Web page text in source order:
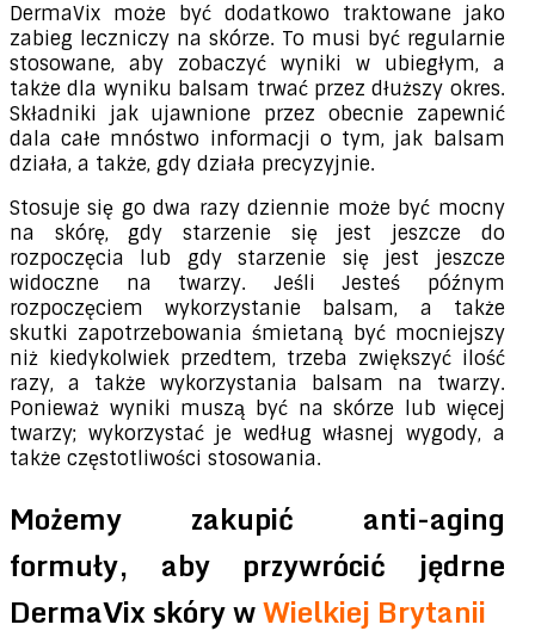
DermaVix może być dodatkowo traktowane jako
zabieg leczniczy na skórze. To musi być regularnie
stosowane, aby zobaczyć wyniki w ubiegłym, a
także dla wyniku balsam trwać przez dłuższy okres.
Składniki jak ujawnione przez obecnie zapewnić
dala całe mnóstwo informacji o tym, jak balsam
działa, a także, gdy działa precyzyjnie.
Stosuje się go dwa razy dziennie może być mocny
na skórę, gdy starzenie się jest jeszcze do
rozpoczęcia lub gdy starzenie się jest jeszcze
widoczne na twarzy. Jeśli Jesteś późnym
rozpoczęciem wykorzystanie balsam, a także
skutki zapotrzebowania śmietaną być mocniejszy
niż kiedykolwiek przedtem, trzeba zwiększyć ilość
razy, a także wykorzystania balsam na twarzy.
Ponieważ wyniki muszą być na skórze lub więcej
twarzy; wykorzystać je według własnej wygody, a
także częstotliwości stosowania.
Możemy zakupić anti-aging
formuły, aby przywrócić jędrne
DermaVix skóry wWielkiej Brytanii